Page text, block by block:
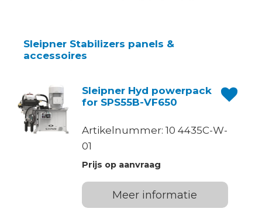
Sleipner Stabilizers panels &
accessoires
Sleipner Hyd powerpack
for SPS55B-VF650
Artikelnummer: 10 4435C-W-
01
Prijs op aanvraag
Meer informatie